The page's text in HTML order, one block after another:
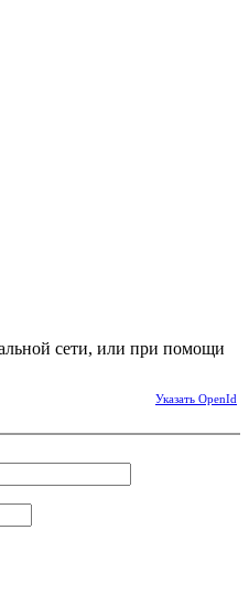
сети, или при помощи
Указать OpenId